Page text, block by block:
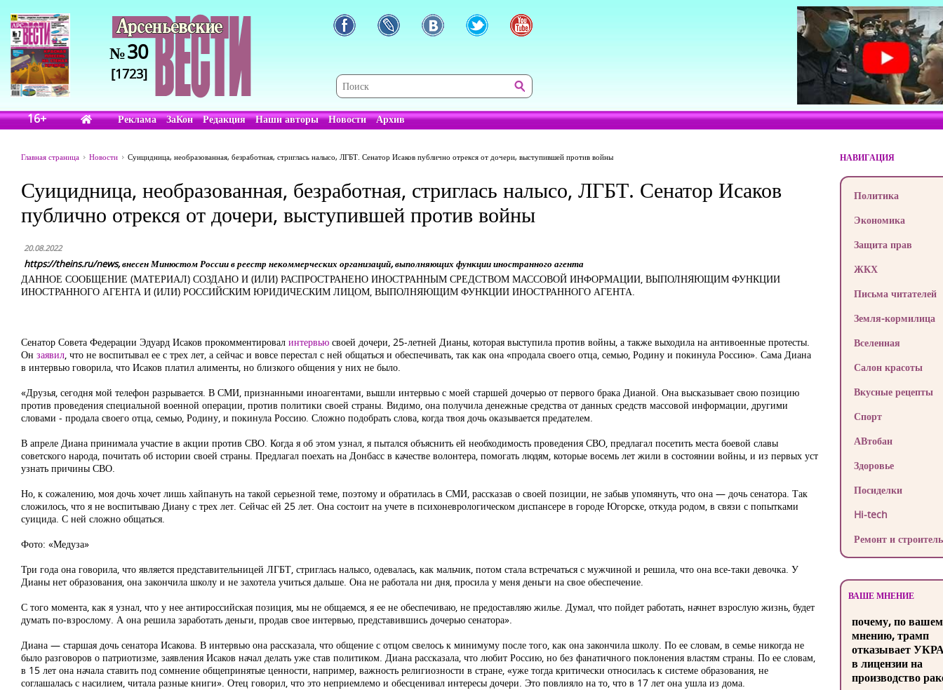
№30
[1723]
16+ Реклама ЗаКон Редакция Наши авторы Новости Архив
Главная страница Новости Суицидница, необразованная, безработная, стриглась налысо, ЛГБТ. Сенатор Исаков публично отрекся от дочери, выступившей против войны
Суицидница, необразованная, безработная, стриглась налысо, ЛГБТ. Сенатор Исаков
публично отрекся от дочери, выступившей против войны
20.08.2022
https://theins.ru/news, внесен Минюстом России в реестр некоммерческих организаций, выполняющих функции иностранного агента
ДАННОЕ СООБЩЕНИЕ (МАТЕРИАЛ) СОЗДАНО И (ИЛИ) РАСПРОСТРАНЕНО ИНОСТРАННЫМ СРЕДСТВОМ МАССОВОЙ ИНФОРМАЦИИ, ВЫПОЛНЯЮЩИМ ФУНКЦИИ
ИНОСТРАННОГО АГЕНТА И (ИЛИ) РОССИЙСКИМ ЮРИДИЧЕСКИМ ЛИЦОМ, ВЫПОЛНЯЮЩИМ ФУНКЦИИ ИНОСТРАННОГО АГЕНТА.
Сенатор Совета Федерации Эдуард Исаков прокомментировал интервью своей дочери, 25-летней Дианы, которая выступила против войны, а также выходила на антивоенные протесты.
Он заявил, что не воспитывал ее с трех лет, а сейчас и вовсе перестал с ней общаться и обеспечивать, так как она «продала своего отца, семью, Родину и покинула Россию». Сама Диана
в интервью говорила, что Исаков платил алименты, но близкого общения у них не было.
«Друзья, сегодня мой телефон разрывается. В СМИ, признанными иноагентами, вышли интервью с моей старшей дочерью от первого брака Дианой. Она высказывает свою позицию
против проведения специальной военной операции, против политики своей страны. Видимо, она получила денежные средства от данных средств массовой информации, другими
словами - продала своего отца, семью, Родину, и покинула Россию. Сложно подобрать слова, когда твоя дочь оказывается предателем.
В апреле Диана принимала участие в акции против СВО. Когда я об этом узнал, я пытался объяснить ей необходимость проведения СВО, предлагал посетить места боевой славы
советского народа, почитать об истории своей страны. Предлагал поехать на Донбасс в качестве волонтера, помогать людям, которые восемь лет жили в состоянии войны, и из первых уст
узнать причины СВО.
Но, к сожалению, моя дочь хочет лишь хайпануть на такой серьезной теме, поэтому и обратилась в СМИ, рассказав о своей позиции, не забыв упомянуть, что она — дочь сенатора. Так
сложилось, что я не воспитываю Диану с трех лет. Сейчас ей 25 лет. Она состоит на учете в психоневрологическом диспансере в городе Югорске, откуда родом, в связи с попытками
суицида. С ней сложно общаться.
Фото: «Медуза»
Три года она говорила, что является представительницей ЛГБТ, стриглась налысо, одевалась, как мальчик, потом стала встречаться с мужчиной и решила, что она все-таки девочка. У
Дианы нет образования, она закончила школу и не захотела учиться дальше. Она не работала ни дня, просила у меня деньги на свое обеспечение.
С того момента, как я узнал, что у нее антироссийская позиция, мы не общаемся, я ее не обеспечиваю, не предоставляю жилье. Думал, что пойдет работать, начнет взрослую жизнь, будет
думать по-взрослому. А она решила заработать деньги, продав свое интервью, представившись дочерью сенатора».
Диана — старшая дочь сенатора Исакова. В интервью она рассказала, что общение с отцом свелось к минимуму после того, как она закончила школу. По ее словам, в семье никогда не
было разговоров о патриотизме, заявления Исаков начал делать уже став политиком. Диана рассказала, что любит Россию, но без фанатичного поклонения властям страны. По ее словам,
в 15 лет она начала ставить под сомнение общепринятые ценности, например, важность религиозности в стране, «уже тогда критически относилась к системе образования, не
соглашалась с насилием, читала разные книги». Отец говорил, что это неприемлемо и обесценивал интересы дочери. Это повлияло на то, что в 17 лет она ушла из дома.
НАВИГАЦИЯ
Политика
Экономика
Защита прав
ЖКХ
Письма читателей
Земля-кормилица
Вселенная
Салон красоты
Вкусные рецепты
Спорт
АВтобан
Здоровье
Посиделки
Hi-tech
Ремонт и
ВАШЕ МНЕНИЕ
почему, по
мнению, трамп
отказывает
в лицензии на
производство